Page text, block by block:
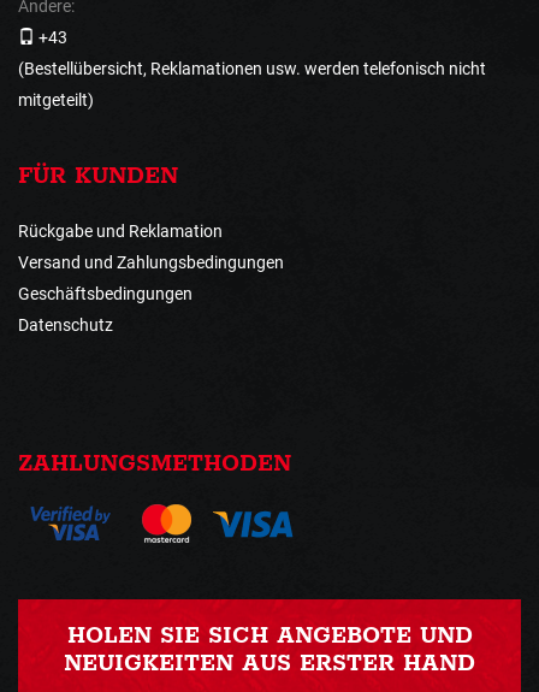
Andere:
+43
(Bestellübersicht, Reklamationen usw. werden telefonisch nicht
mitgeteilt)
FÜR KUNDEN
Rückgabe und Reklamation
Versand und Zahlungsbedingungen
Geschäftsbedingungen
Datenschutz
ZAHLUNGSMETHODEN
HOLEN SIE SICH ANGEBOTE UND
NEUIGKEITEN AUS ERSTER HAND